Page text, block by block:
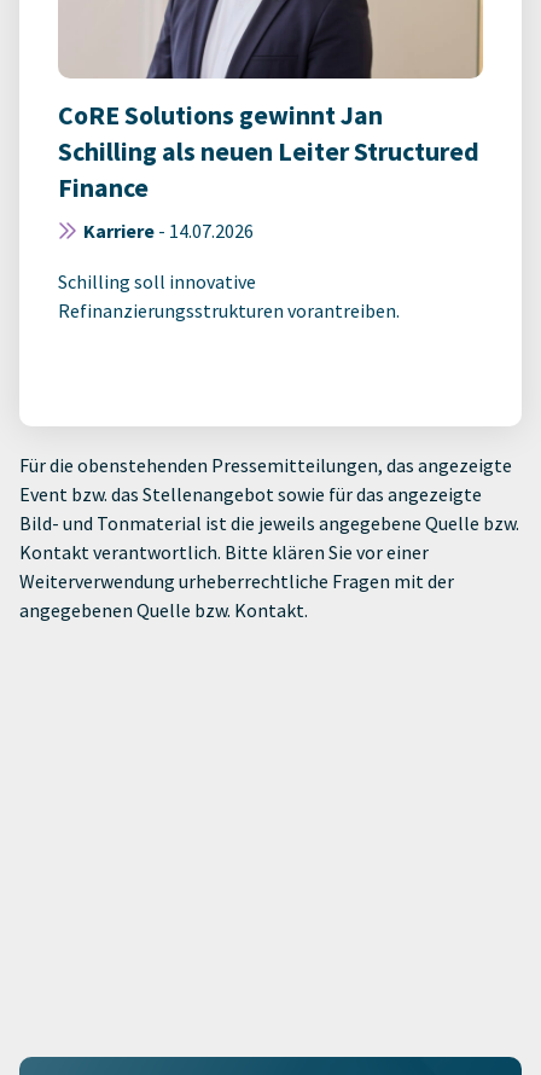
CoRE Solutions gewinnt Jan
Schilling als neuen Leiter Structured
Finance
Karriere - 14.07.2026
Schilling soll innovative
Refinanzierungsstrukturen vorantreiben.
Für die obenstehenden Pressemitteilungen, das angezeigte
Event bzw. das Stellenangebot sowie für das angezeigte
Bild- und Tonmaterial ist die jeweils angegebene Quelle bzw.
Kontakt verantwortlich. Bitte klären Sie vor einer
Weiterverwendung urheberrechtliche Fragen mit der
angegebenen Quelle bzw. Kontakt.